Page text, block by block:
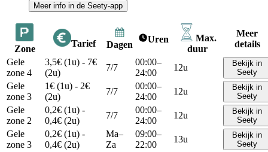
Meer info in de Seety-app
Zone
Tarief Dagen
Uren
Max.
duur
Meer
details
Gele
zone 4
3,5€ (1u) - 7€
(2u)
7/7
00:00–
24:00
12u
Bekijk in
Seety
Gele
zone 3
1€ (1u) - 2€
(2u)
7/7
00:00–
24:00
12u
Bekijk in
Seety
Gele
zone 2
0,2€ (1u) -
0,4€ (2u)
7/7
00:00–
24:00
12u
Bekijk in
Seety
Gele
zone 3
0,2€ (1u) -
0,4€ (2u)
Ma–
Za
09:00–
22:00
13u
Bekijk in
Seety